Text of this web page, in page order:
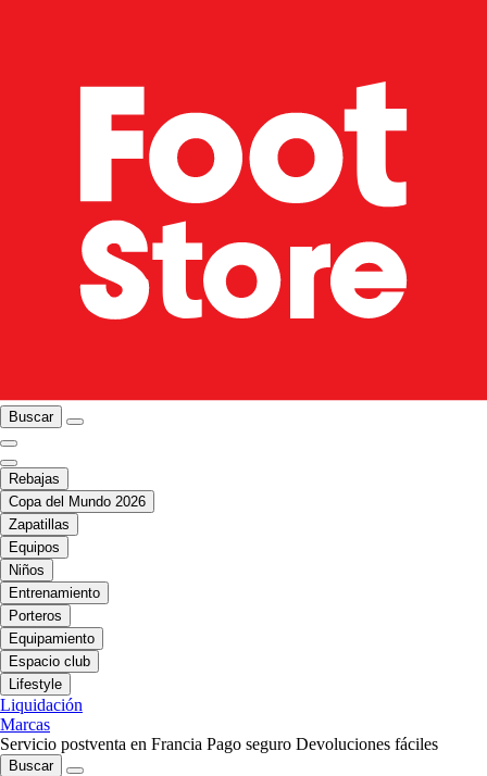
Buscar
Rebajas
Copa del Mundo 2026
Zapatillas
Equipos
Niños
Entrenamiento
Porteros
Equipamiento
Espacio club
Lifestyle
Liquidación
Marcas
Servicio postventa en Francia Pago seguro Devoluciones fáciles
Buscar